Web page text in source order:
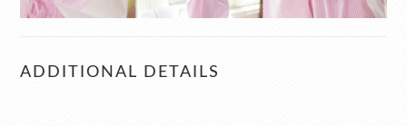
ADDITIONAL DETAILS